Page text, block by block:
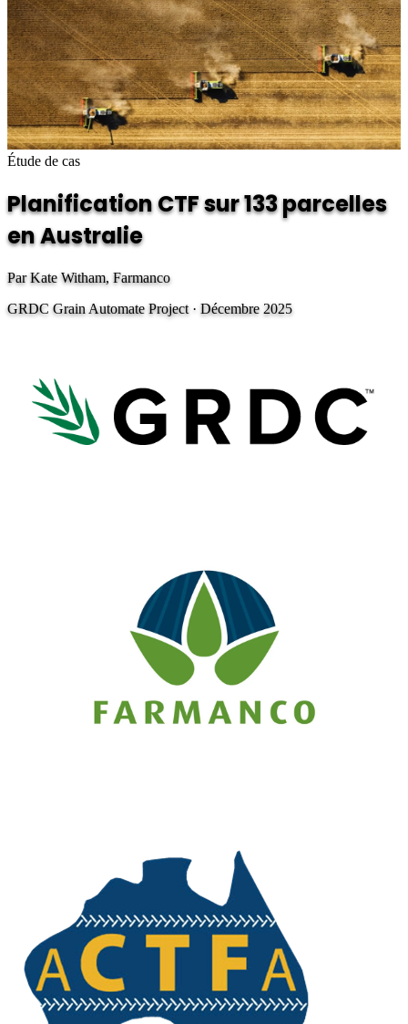
Étude de cas
Planification CTF sur 133 parcelles
en Australie
Par Kate Witham, Farmanco
GRDC Grain Automate Project · Décembre 2025